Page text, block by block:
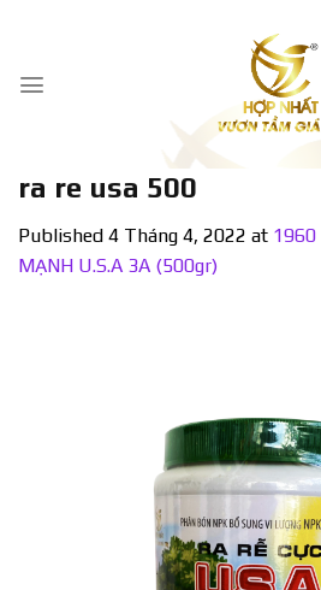
content
ra re usa 500
Published 4 Tháng 4, 2022 at 1960
MẠNH U.S.A 3A (500gr)